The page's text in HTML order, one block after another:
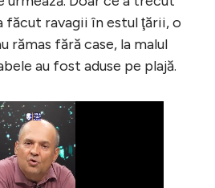
făcut ravagii în estul ţării, o
rămas fără case, la malul
au fost aduse pe plajă.